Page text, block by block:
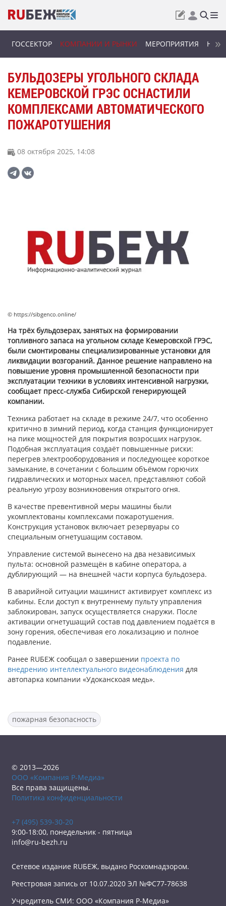
ГОССЕКТОР КОМПАНИИ И РЫНКИ МЕРОПРИЯТИЯ
БУЛЬДОЗЕРЫ УГОЛЬНОГО СКЛАДА
КЕМЕРОВСКОЙ ГРЭС ОСНАСТИЛИ
КОМПЛЕКСАМИ АВТОМАТИЧЕСКОГО
ПОЖАРОТУШЕНИЯ
08 октября 2025, 14:08
© https://sibgenco.online/
На трёх бульдозерах, занятых на формировании
топливного запаса на угольном складе Кемеровской ГРЭС,
были смонтированы специализированные установки для
ликвидации возгораний. Данное решение направлено на
повышение уровня промышленной безопасности при
эксплуатации техники в условиях интенсивной нагрузки,
сообщает пресс-служба Сибирской генерирующей
компании.
Техника работает на складе в режиме 24/7, что особенно
критично в зимний период, когда станция функционирует
на пике мощностей для покрытия возросших нагрузок.
Подобная эксплуатация создаёт повышенные риски:
перегрев электрооборудования и последующее короткое
замыкание, в сочетании с большим объёмом горючих
гидравлических и моторных масел, представляют собой
реальную угрозу возникновения открытого огня.
В качестве превентивной меры машины были
укомплектованы комплексами пожаротушения.
Конструкция установок включает резервуары со
специальным огнетушащим составом.
Управление системой вынесено на два независимых
пульта: основной размещён в кабине оператора, а
дублирующий — на внешней части корпуса бульдозера.
В аварийной ситуации машинист активирует комплекс из
кабины. Если доступ к внутреннему пульту управления
заблокирован, запуск осуществляется снаружи. После
активации огнетушащий состав под давлением подаётся в
зону горения, обеспечивая его локализацию и полное
подавление.
Ранее RUБЕЖ сообщал о завершении проекта по
внедрению интеллектуального видеонаблюдения для
автопарка компании «Удоканскоая медь».
пожарная безопасность
© 2013—2026
ООО «Компания Р-Медиа»
Все права защищены.
Политика конфиденциальности
+7 (495) 539-30-20
9:00-18:00, понедельник - пятница
info@ru-bezh.ru
Сетевое издание RUБЕЖ, выдано Роскомнадзором.
Реестровая запись от 10.07.2020 ЭЛ №ФС77-78638
Учредитель СМИ: ООО «Компания Р-Медиа»